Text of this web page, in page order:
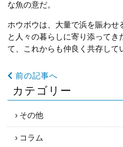
な魚の意だ。
ホウボウは、大量で浜を賑わせ
と人々の暮らしに寄り添ってき
て、これからも仲良く共存して
前の記事へ
カテゴリー
その他
コラム